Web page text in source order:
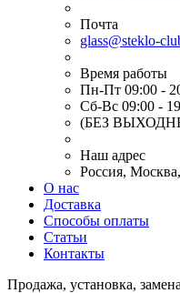
Почта
glass@steklo-
Время работы
Пн-Пт 09:00 -
Сб-Вс 09:00 -
(БЕЗ
Наш адрес
Россия,
О нас
Доставка
Способы оплаты
Статьи
Контакты
Продажа, установка,